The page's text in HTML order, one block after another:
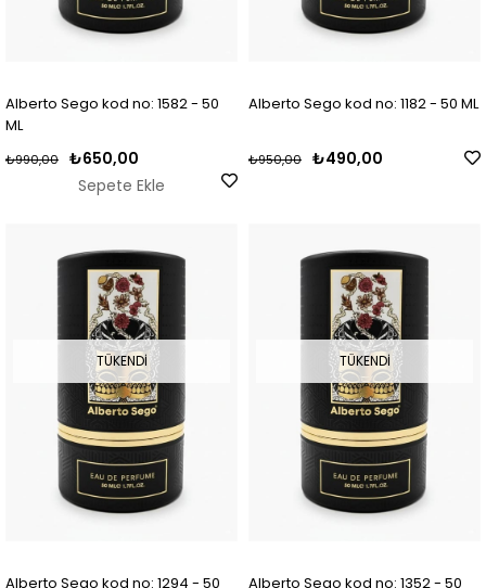
Alberto Sego kod no: 1582 - 50
ML
₺650,00
₺990,00
Sepete Ekle
Alberto Sego kod no: 1182 - 50 ML
₺490,00
₺950,00
TÜKENDI
Alberto Sego kod no: 1294 - 50
TÜKENDI
Alberto Sego kod no: 1352 - 50